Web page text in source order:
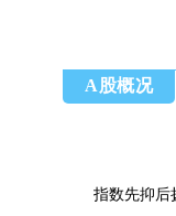
A股概况
指数先抑后